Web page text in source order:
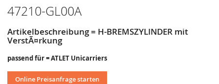
47210-GL00A
Artikelbeschreibung = H-BREMSZYLINDER mit
VerstÃ¤rkung
passend für = ATLET Unicarriers
Online Preisanfrage starten
Bildergalerie